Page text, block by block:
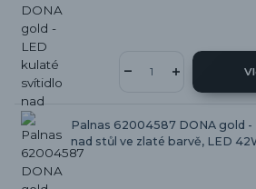
Palnas 62004587 DONA gold
nad stůl ve zlaté barvě, LED